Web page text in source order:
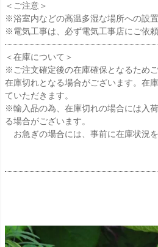
＜ご注意＞
※浴室内などの高温多湿な場所への設置
※電気工事は、必ず電気工事店にご依頼
＜在庫について＞
※ご注文確定後の在庫確保となるため
在庫切れとなる場合がございます。在
ていただきます。
※輸入品の為、在庫切れの場合には入
る場合がございます。
お急ぎの場合には、事前に在庫状況を